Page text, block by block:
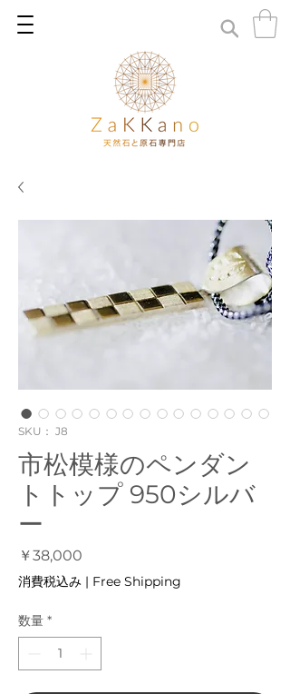
SKU： J8
市松模様のペンダン
トトップ 950シルバ
ー
￥38,000
格
消費税込み | Free Shipping
数量 *